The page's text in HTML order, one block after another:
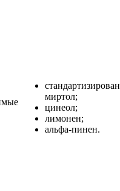
миртол;
цинеол;
лимонен;
альфа-пинен.